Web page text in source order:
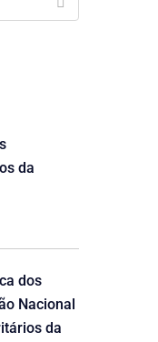
da
dos
Nacional
da